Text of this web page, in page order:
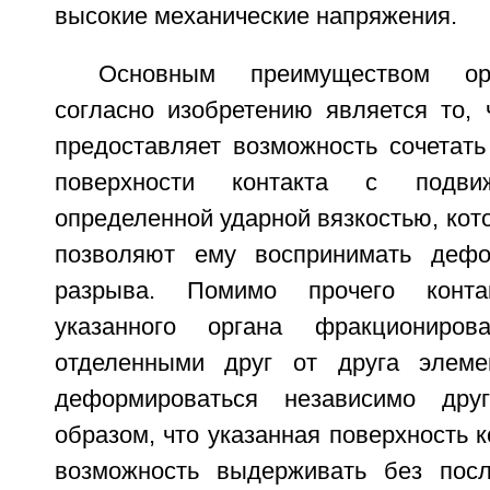
высокие механические напряжения.
Основным преимуществом
согласно изобретению является то,
предоставляет возможность
поверхности контакта с
определенной ударной вязкостью,
позволяют ему воспринимать
разрыва. Помимо прочего
указанного органа
отделенными друг от друга
деформироваться независимо
образом, что указанная поверхность
возможность выдерживать без